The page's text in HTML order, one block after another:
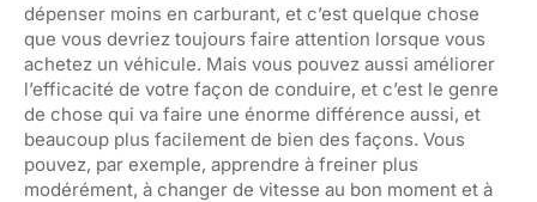
dépenser moins en carburant, et c’est quelque chose
que vous devriez toujours faire attention lorsque vous
achetez un véhicule. Mais vous pouvez aussi améliorer
l’efficacité de votre façon de conduire, et c’est le genre
de chose qui va faire une énorme différence aussi, et
beaucoup plus facilement de bien des façons. Vous
pouvez, par exemple, apprendre à freiner plus
modérément, à changer de vitesse au bon moment et à